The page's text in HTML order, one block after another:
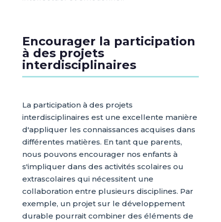
Encourager la participation
à des projets
interdisciplinaires
La participation à des projets
interdisciplinaires est une excellente manière
d'appliquer les connaissances acquises dans
différentes matières. En tant que parents,
nous pouvons encourager nos enfants à
s'impliquer dans des activités scolaires ou
extrascolaires qui nécessitent une
collaboration entre plusieurs disciplines. Par
exemple, un projet sur le développement
durable pourrait combiner des éléments de